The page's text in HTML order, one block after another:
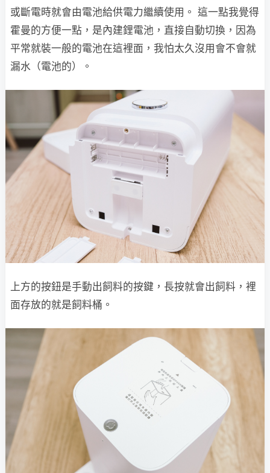
或斷電時就會由電池給供電力繼續使用。 這一點我覺得
霍曼的方便一點，是內建鋰電池，直接自動切換，因為
平常就裝一般的電池在這裡面，我怕太久沒用會不會就
漏水（電池的）。
上方的按鈕是手動出飼料的按鍵，長按就會出飼料，裡
面存放的就是飼料桶。